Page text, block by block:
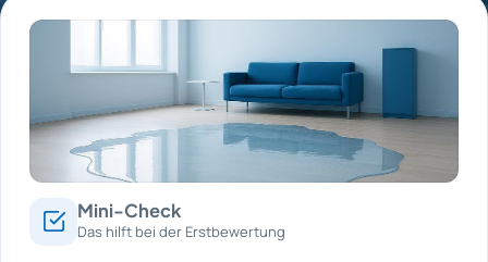
Mini-Check
Das hilft bei der Erstbewertung